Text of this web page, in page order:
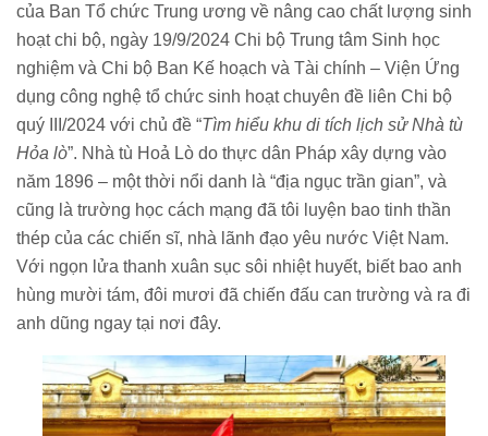
của Ban Tổ chức Trung ương về nâng cao chất lượng sinh
hoạt chi bộ, ngày 19/9/2024 Chi bộ Trung tâm Sinh học
nghiệm và Chi bộ Ban Kế hoạch và Tài chính – Viện Ứng
dụng công nghệ tổ chức sinh hoạt chuyên đề liên Chi bộ
quý III/2024 với chủ đề “Tìm hiểu khu di tích lịch sử Nhà tù
Hỏa lò”. Nhà tù Hoả Lò do thực dân Pháp xây dựng vào
năm 1896 – một thời nổi danh là “địa ngục trần gian”, và
cũng là trường học cách mạng đã tôi luyện bao tinh thần
thép của các chiến sĩ, nhà lãnh đạo yêu nước Việt Nam.
Với ngọn lửa thanh xuân sục sôi nhiệt huyết, biết bao anh
hùng mười tám, đôi mươi đã chiến đấu can trường và ra đi
anh dũng ngay tại nơi đây.